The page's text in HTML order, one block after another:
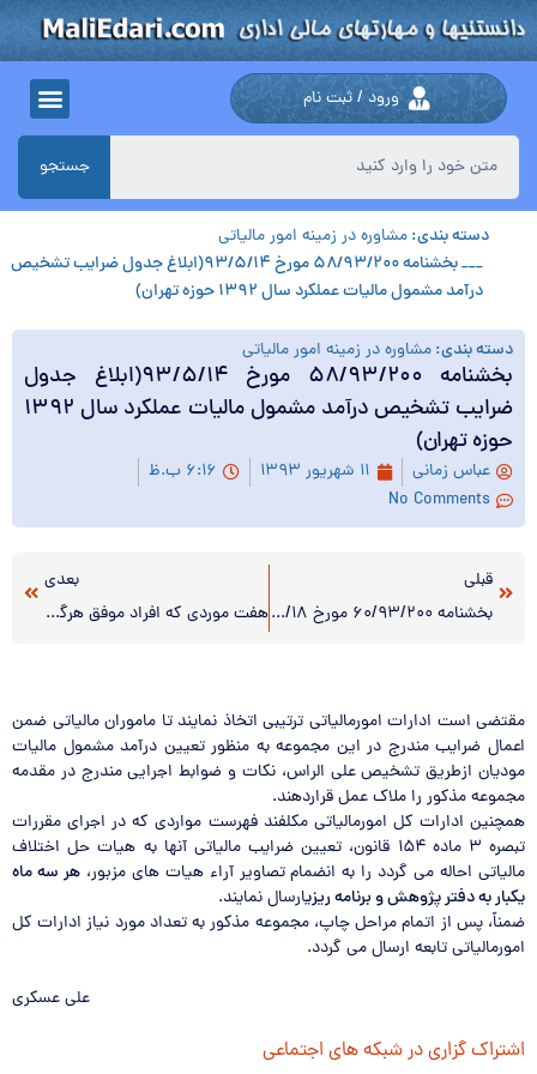
ورود / ثبت نام
جستجو
دسته بندی:مشاوره در زمینه امور مالیاتی
___ بخشنامه ۵۸/۹۳/۲۰۰ مورخ ۹۳/۵/۱۴(ابلاغ جدول ضرایب تشخیص
درآمد مشمول مالیات عملکرد سال ۱۳۹۲ حوزه تهران)
دسته بندی:مشاوره در زمینه امور مالیاتی
بخشنامه ۵۸/۹۳/۲۰۰ مورخ ۹۳/۵/۱۴(ابلاغ جدول
ضرایب تشخیص درآمد مشمول مالیات عملکرد سال ۱۳۹۲
حوزه تهران)
عباس زمانی ۱۱ شهریور ۱۳۹۳
۶:۱۶ ب.ظ
No Comments
قبلی
بخشنامه ۶۰/۹۳/۲۰۰ مورخ ۹۳/۵/۱۸(اشخاص مشمول مقررات قسمت اخیر ماده ۲۰۱ قانون مالیات های مستقیم)
بعدی
هفت موردی که افراد موفق هرگز بر زبان نمی‌آورند .
مقتضی است ادارات امورمالیاتی ترتیبی اتخاذ نمایند تا ماموران مالیاتی ضمن
اعمال ضرایب مندرج در این مجموعه به منظور تعیین درآمد مشمول مالیات
مودیان ازطریق تشخیص علی الراس، نکات و ضوابط اجرایی مندرج در مقدمه
مجموعه مذکور را ملاک عمل قراردهند.
همچنین ادارات کل امورمالیاتی مکلفند فهرست مواردی که در اجرای مقررات
تبصره ۳ ماده ۱۵۴ قانون، تعیین ضرایب مالیاتی آنها به هیات حل اختلاف
مالیاتی احاله می گردد را به انضمام تصاویر آراء هیات های مزبور،هر سه ماه
یکبار به دفتر پژوهش و برنامه ریزیارسال نمایند.
ضمناً، پس از اتمام مراحل چاپ، مجموعه مذکور به تعداد مورد نیاز ادارات کل
امورمالیاتی تابعه ارسال می گردد.
علی عسکری
اشتراک گزاری در شبکه های اجتماعی